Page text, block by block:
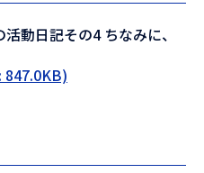
動日記その4 ちなみに、
847.0KB)